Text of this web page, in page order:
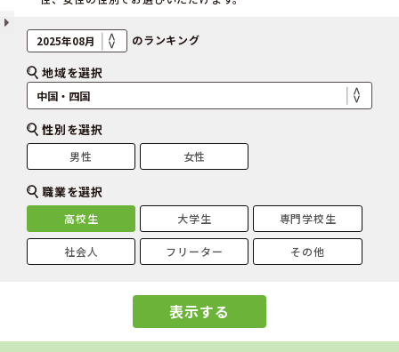
のランキング
地域を選択
性別を選択
男性 女性
職業を選択
高校生 大学生 専門学校生
社会人 フリーター その他
表示する